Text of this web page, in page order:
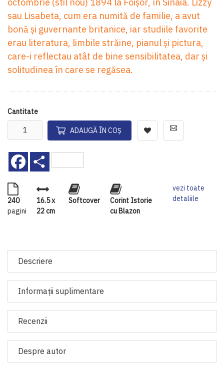
sau Lisabeta, cum era numită de familie, a avut
bonă și guvernante britanice, iar studiile favorite
erau literatura, limbile străine, pianul și pictura,
care-i reflectau atât de bine sensibilitatea, dar și
solitudinea în care se regăsea.
Cantitate
ADAUGĂ ÎN COȘ
Facebook
240
pagini
16.5 x
22 cm
Softcover
Corint Istorie
cu Blazon
vezi toate
detaliile
Descriere
Informaţii suplimentare
Recenzii
Despre autor